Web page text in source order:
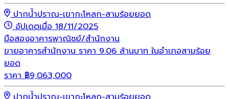
ปากน้ำปราณ-เขากะโหลก-สามร้อยยอด
อัปเดตเมื่อ 18/11/2025
มือสองอาคารพาณิชย์/สำนักงาน
ขายอาคารสำนักงาน ราคา 9.06 ล้านบาท ในอำเภอสามร้อย
ยอด
ราคา ฿9,063,000